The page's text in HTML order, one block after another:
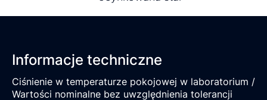
Informacje techniczne
Ciśnienie w temperaturze pokojowej w laboratorium /
Wartości nominalne bez uwzględnienia tolerancji